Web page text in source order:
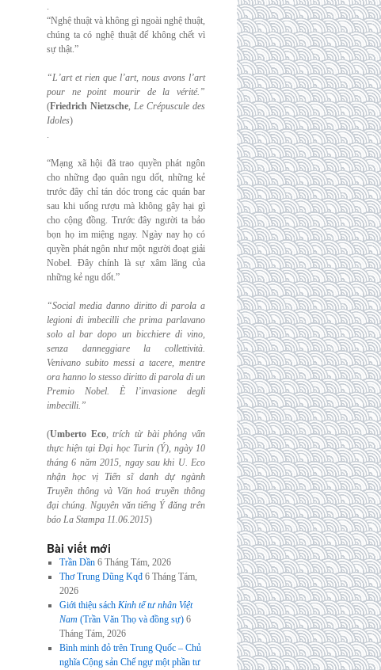
.
“Nghệ thuật và không gì ngoài nghệ thuật,
chúng ta có nghệ thuật để không chết vì
sự thật.”
“L’art et rien que l’art, nous avons l’art
pour ne point mourir de la vérité.”
(Friedrich Nietzsche, Le Crépuscule des
Idoles)
.
“Mạng xã hội đã trao quyền phát ngôn
cho những đạo quân ngu dốt, những kẻ
trước đây chỉ tán dóc trong các quán bar
sau khi uống rượu mà không gây hại gì
cho cộng đồng. Trước đây người ta bảo
bọn họ im miệng ngay. Ngày nay họ có
quyền phát ngôn như một người đoạt giải
Nobel. Đây chính là sự xâm lăng của
những kẻ ngu dốt.”
“Social media danno diritto di parola a
legioni di imbecilli che prima parlavano
solo albar dopo un bicchiere di vino,
senza danneggiare la collettività.
Venivano subito messi a tacere, mentre
ora hanno lo stesso diritto di parola di un
Premio Nobel. È l’invasione degli
imbecilli.”
(Umberto Eco,trích từ bài phỏng vấn
thực hiện tại Đại học Turin (Ý), ngày 10
tháng 6 năm 2015, ngay sau khi U. Eco
nhận học vị Tiến sĩ danh dự ngành
Truyền thông và Văn hoá truyền thông
đại chúng. Nguyên văn tiếng Ý đăng trên
báo La Stampa 11.06.2015)
Bài viết mới
Trần Dần 6 Tháng Tám, 2026
Thơ Trung Dũng Kqđ 6 Tháng Tám,
2026
Giới thiệu sách Kinh tế tư nhân Việt
Nam (Trần Văn Thọ và đồng sự) 6
Tháng Tám, 2026
Bình minh đỏ trên Trung Quốc – Chủ
nghĩa Cộng sản Chế ngự một phần tư